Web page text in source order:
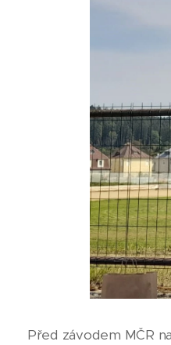
Před závodem MČR